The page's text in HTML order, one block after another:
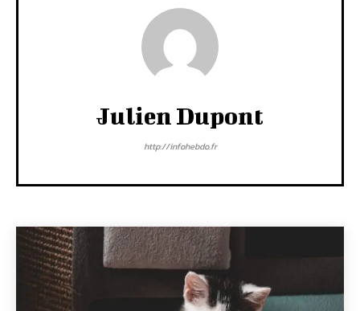
Julien Dupont
http://infohebdo.fr